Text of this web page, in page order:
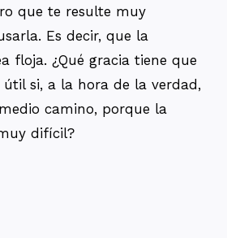
que te resulte muy
Es decir, que la
floja. ¿Qué gracia tiene que
útil si, a la hora de la verdad,
camino, porque la
difícil?